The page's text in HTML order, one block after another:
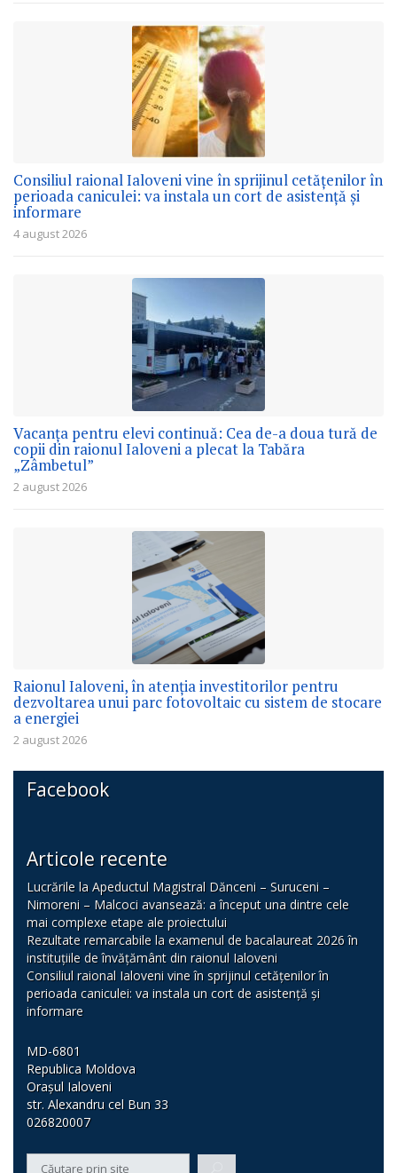
Consiliul raional Ialoveni vine în sprijinul cetățenilor în
perioada caniculei: va instala un cort de asistență și
informare
4 august 2026
Vacanța pentru elevi continuă: Cea de-a doua tură de
copii din raionul Ialoveni a plecat la Tabăra
„Zâmbetul”
2 august 2026
Raionul Ialoveni, în atenția investitorilor pentru
dezvoltarea unui parc fotovoltaic cu sistem de stocare
a energiei
2 august 2026
Facebook
Articole recente
Lucrările la Apeductul Magistral Dănceni – Suruceni –
Nimoreni – Malcoci avansează: a început una dintre cele
mai complexe etape ale proiectului
Rezultate remarcabile la examenul de bacalaureat 2026 în
instituțiile de învățământ din raionul Ialoveni
Consiliul raional Ialoveni vine în sprijinul cetățenilor în
perioada caniculei: va instala un cort de asistență și
informare
MD-6801
Republica Moldova
Orașul Ialoveni
str. Alexandru cel Bun 33
026820007